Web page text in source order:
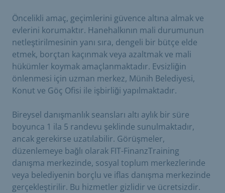
Öncelikli amaç, geçimlerini güvence altına almak ve
evlerini korumaktır. Hanehalkının mali durumunun
netleştirilmesinin yanı sıra, dengeli bir bütçe elde
etmek, borçtan kaçınmak veya azaltmak ve mali
hükümler koymak amaçlanmaktadır. Evsizliğin
önlenmesi için uzman merkez, Münih Belediyesi,
Konut ve Göç Ofisi ile işbirliği yapılmaktadır.
Bireysel danışmanlık seansları altı aylık bir süre
boyunca 1 ila 5 randevu şeklinde sunulmaktadır,
ancak gerekirse uzatılabilir. Görüşmeler,
düzenlemeye bağlı olarak FIT-FinanzTraining
danışma merkezinde, sosyal toplum merkezlerinde
veya belediyenin borçlu ve iflas danışma merkezinde
gerçekleştirilir. Bu hizmetler gizlidir ve ücretsizdir.